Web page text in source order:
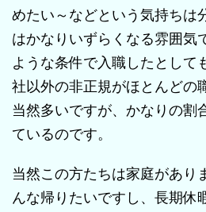
めたい～などという気持ちは
はかなりいずらくなる雰囲気
ような条件で入職したとして
社以外の非正規がほとんどの
当然多いですが、かなりの割
ているのです。
当然この方たちは家庭があり
んな帰りたいですし、長期休